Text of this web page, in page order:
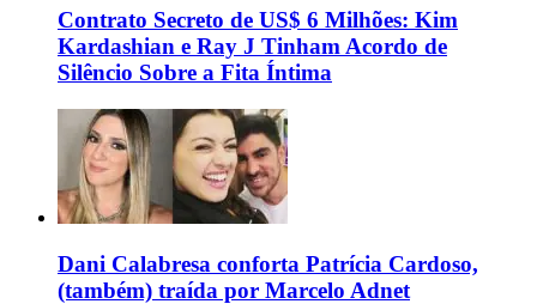
Contrato Secreto de US$ 6 Milhões: Kim
Kardashian e Ray J Tinham Acordo de
Silêncio Sobre a Fita Íntima
Dani Calabresa conforta Patrícia Cardoso,
(também) traída por Marcelo Adnet